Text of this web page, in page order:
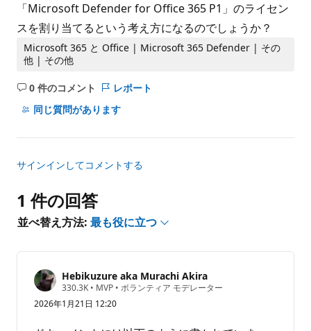
「Microsoft Defender for Office 365 P1」のライセン
スを割り当てるという考え方になるのでしょうか？
Microsoft 365 と Office | Microsoft 365 Defender | その
他 | その他
0 件のコメント
コ
メ
ト
あ
ま
せ
ん
レポート
同じ質問があります
サインインしてコメントする
1 件の回答
並べ替え方法: 最も役に立つ
Hebikuzure aka Murachi Akira
330.3K 評
価
の
イ
• MVP • ボランティア モデレーター
2026年1月21日 12:20